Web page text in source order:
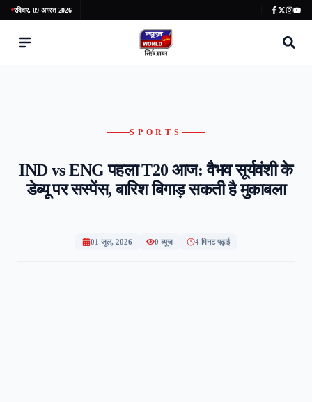
रविवार, 09 अगस्त 2026
SPORTS
IND vs ENG पहला T20 आज: वैभव सूर्यवंशी के
डेब्यू पर सस्पेंस, बारिश बिगाड़ सकती है मुकाबला
01 जुल, 2026 0 व्यूज 4 मिनट पढ़ाई